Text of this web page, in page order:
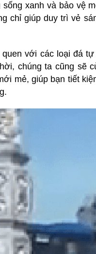
xanh và bảo vệ
chỉ giúp duy trì vẻ
với các loại đá
chúng ta cũng sẽ
mẻ, giúp bạn tiết